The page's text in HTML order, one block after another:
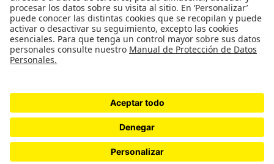
Enlaces de interés
Iniciar sesión
Política de tratamiento de datos personales
Contacto
Universidad de los Andes | Vigilada Mineducación
Reconocimiento como Universidad: Decreto 1297 del 30 de mayo de 1964.
Reconocimiento personería jurídica: Resolución 28 del 23 de febrero de 1949
©2023 ANEIA – Universidad de Los Andes.